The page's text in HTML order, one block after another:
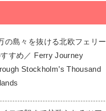
の島々を抜ける北欧フェリー
すめ／ Ferry Journey
Stockholm’s Thousand